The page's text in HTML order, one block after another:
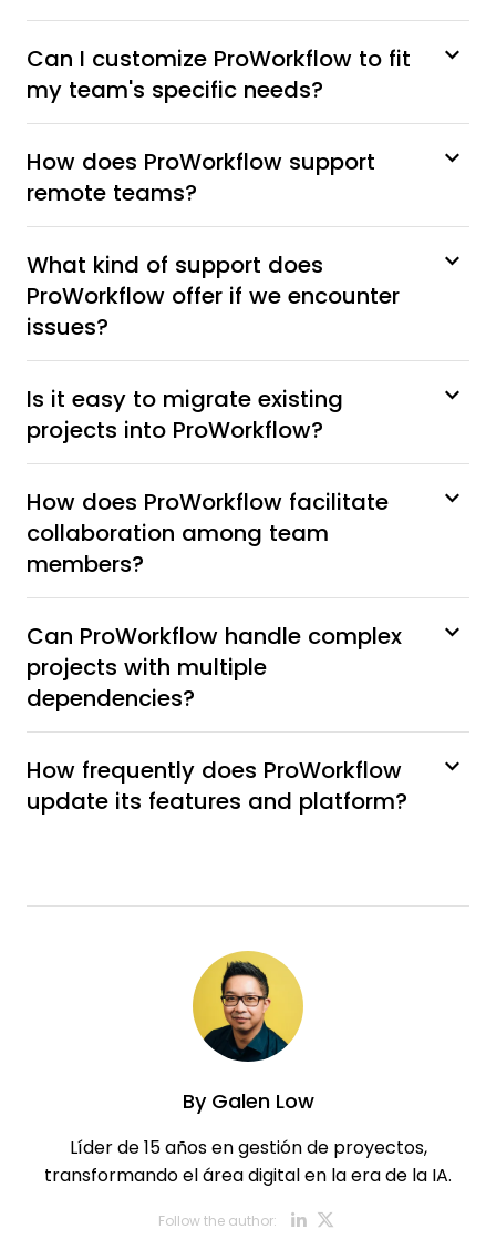
Can I customize ProWorkflow to fit
my team's specific needs?
How does ProWorkflow support
remote teams?
What kind of support does
ProWorkflow offer if we encounter
issues?
Is it easy to migrate existing
projects into ProWorkflow?
How does ProWorkflow facilitate
collaboration among team
members?
Can ProWorkflow handle complex
projects with multiple
dependencies?
How frequently does ProWorkflow
update its features and platform?
ByGalen Low
Líder de 15 años en gestión de proyectos,
transformando el área digital en la era de la IA.
Follow the author: Opens new